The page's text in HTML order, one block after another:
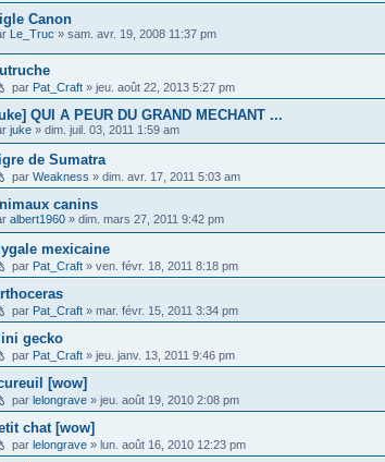
Canon
Le_Truc » sam. avr. 19, 2008 11:37 pm
par Pat_Craft » jeu. août 22, 2013 5:27 pm
QUI A PEUR DU GRAND MECHANT ...
juke » dim. juil. 03, 2011 1:59 am
de Sumatra
par Weakness » dim. avr. 17, 2011 5:03 am
canins
albert1960 » dim. mars 27, 2011 9:42 pm
mexicaine
par Pat_Craft » ven. févr. 18, 2011 8:18 pm
par Pat_Craft » mar. févr. 15, 2011 3:34 pm
gecko
par Pat_Craft » jeu. janv. 13, 2011 9:46 pm
[wow]
par lelongrave » jeu. août 19, 2010 2:08 pm
chat [wow]
par lelongrave » lun. août 16, 2010 12:23 pm